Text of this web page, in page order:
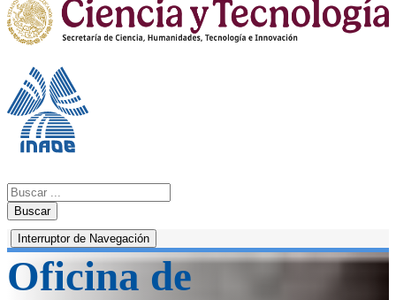
Buscar
Interruptor de Navegación
Oficina de